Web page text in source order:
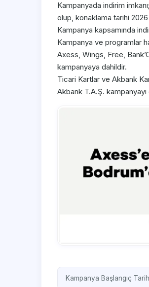
Kampanyada indirim
olup, konaklama tarihi
Kampanya kapsamında
Kampanya ve programlar
Axess, Wings, Free,
kampanyaya dahildir.
Ticari Kartlar ve Akbank
Akbank T.A.Ş.
Kampanya Başlangıç